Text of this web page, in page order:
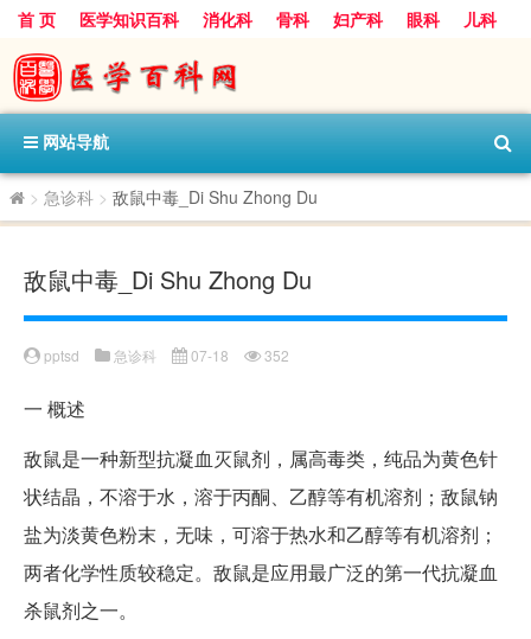
首 页 医学知识百科 消化科 骨科 妇产科 眼科
儿科
心血管病科
呼吸科 神经科
内分泌科
口腔科
网站导航
> 急诊科 > 敌鼠中毒_Di Shu Zhong Du
敌鼠中毒_Di Shu Zhong Du
pptsd 急诊科 07-18 352
一 概述
敌鼠是一种新型抗凝血灭鼠剂，属高毒类，纯品为黄色针
状结晶，不溶于水，溶于丙酮、乙醇等有机溶剂；敌鼠钠
盐为淡黄色粉末，无味，可溶于热水和乙醇等有机溶剂；
两者化学性质较稳定。敌鼠是应用最广泛的第一代抗凝血
杀鼠剂之一。